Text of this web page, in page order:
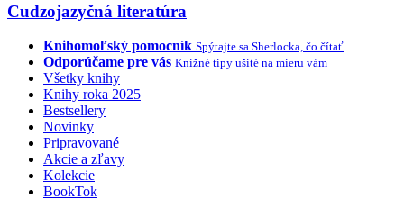
Cudzojazyčná literatúra
Knihomoľský pomocník Spýtajte sa Sherlocka, čo čítať
Odporúčame pre vás Knižné tipy ušité na mieru vám
Všetky knihy
Knihy roka 2025
Bestsellery
Novinky
Pripravované
Akcie a zľavy
Kolekcie
BookTok